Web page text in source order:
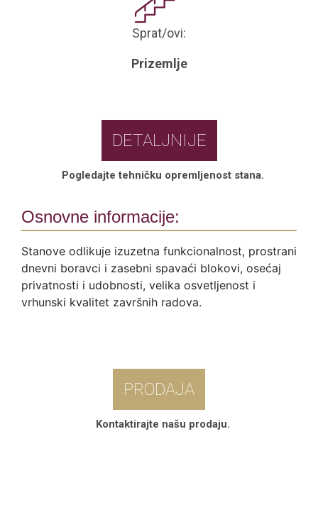
Sprat/ovi:
Prizemlje
DETALJNIJE
Pogledajte tehničku opremljenost stana.
Osnovne informacije:
Stanove odlikuje izuzetna funkcionalnost, prostrani
dnevni boravci i zasebni spavaći blokovi, osećaj
privatnosti i udobnosti, velika osvetljenost i
vrhunski kvalitet završnih radova.
PRODAJA
Kontaktirajte našu prodaju.